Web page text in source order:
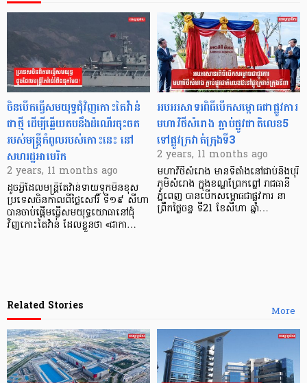
ចិនបើកធ្វើសមយុទ្ធជុំវិញកោះតៃវ៉ាន់
ជាថ្មី ដើម្បីឆ្លើយតបនឹងដំណើរចុះចត
របស់មន្ត្រីកំពូលរបស់កោះនេះ នៅ
សហរដ្ឋអាមេរិក
2 years, 11 months ago
ដូចអ្វីដែលមន្ត្រីតៃវ៉ាន់ទាយទុកមិនខុស
ប្រទេសចិនកាលពីថ្ងៃសៅរិ៍ ទី១៩ សីហា
បានចាប់ផ្តើមធ្វើសមយុទ្ធយោធានៅជុំ
វិញកោះតៃវ៉ាន់ ដែលខ្លួនថា «ជាកា…
អបអរសាទរពិធីបើកសម្ពោធជាផ្លូវការ
មហាវិថីសំរោង ភ្ជាប់ផ្លូវជាតិលេខ5
ទៅផ្លូវក្រវាត់ក្រុងទី3
2 years, 11 months ago
មហាវិថីសំរោង មានទីតាំងនៅជាប់នឹងបុរី
ភូមិសំរោង ក្នុងខណ្ឌព្រែកព្នៅ រាជធានី
ភ្នំពេញ បានបើកសម្ពោធជាផ្លូវការ នា
ព្រឹកថ្ងៃចន្ទ ទី21 ខែសីហា ឆ្នាំ…
More
Related Stories